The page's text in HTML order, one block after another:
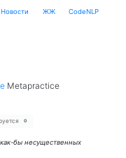
Новости ЖЖ CodeNLP
Metapractice
0
бы несущественных